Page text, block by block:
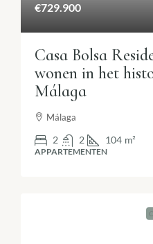
€729.900
Casa Bolsa
wonen in het
Málaga
Málaga
2 2 104 m²
APPARTEMENTEN